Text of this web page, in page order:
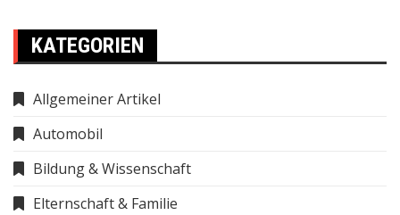
KATEGORIEN
Allgemeiner Artikel
Automobil
Bildung & Wissenschaft
Elternschaft & Familie